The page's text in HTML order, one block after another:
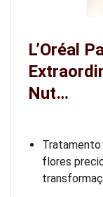
L’Oréal
Nut…
flores